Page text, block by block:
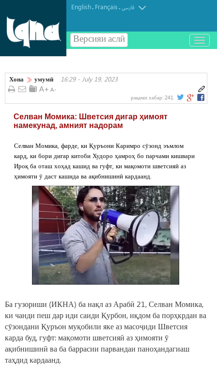
English. Français.فارسی
Версияи аслӣ
باز
و
کردن
Хона умумӣ 16:29 - July 19, 2023
рақами хабар: 241
Селван Момика: Шветсия дигар ҳимоят
намекунад, амният надорам
Селван Момика, фарде, ки Қуръони Каримро сӯзонд эъмлом
кард, ки бори дигар китоби Худоро ҳамроҳ бо парчами кишвари
Ироқ ба оташ хоҳад кашид ва гуфт, ки мақомоти шветсияӣ аз
ҳимояти ӯ даст кашида ва ақибнишинӣ кардаанд.
Ба гузориши (ИКНА) ба нақл аз Арабӣ 21, Селван Момика,
ки чанди пеш дар иди саиди Қурбон, иқдом ба порҳкрдан ва
сӯзондани Қуръон муқобили яке аз масоҷиди Шветсия
карда буд, гуфт: мақомоти шветсияӣ аз ҳимояти ӯ
ақибнишинӣ ва ба баррасии парвандаи паноҳандагиаш
таҳдид кардаанд.